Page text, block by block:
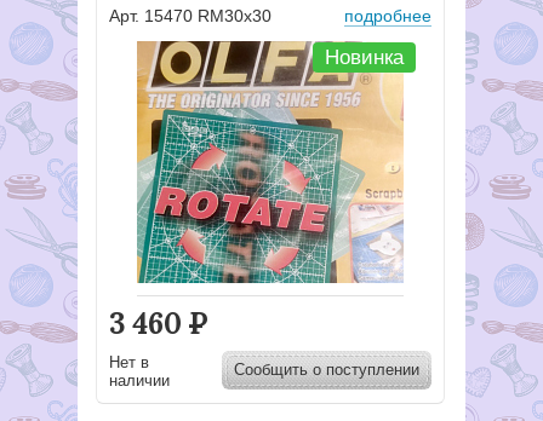
Арт. 15470 RM30x30 подробнее
Новинка
3 460 Р
Нет в
наличии
Сообщить о поступлении